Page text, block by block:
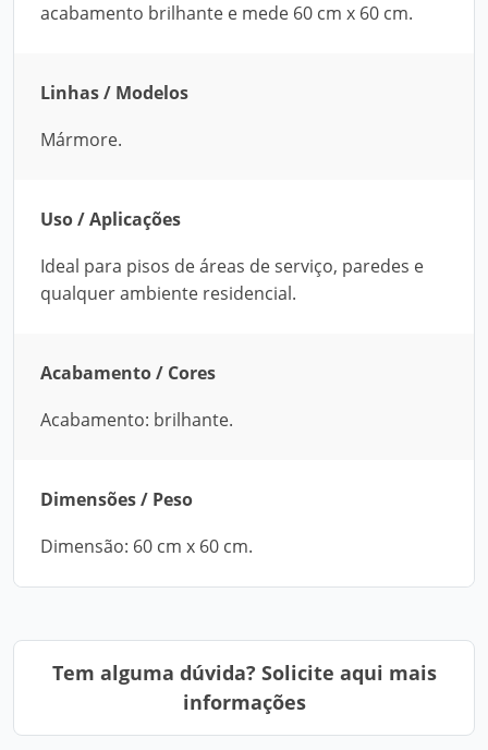
acabamento brilhante e mede 60 cm x 60 cm.
Linhas / Modelos
Mármore.
Uso / Aplicações
Ideal para pisos de áreas de serviço, paredes e
qualquer ambiente residencial.
Acabamento / Cores
Acabamento: brilhante.
Dimensões / Peso
Dimensão: 60 cm x 60 cm.
Tem alguma dúvida? Solicite aqui mais
informações